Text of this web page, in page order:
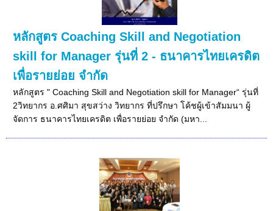
หลักสูตร Coaching Skill and Negotiation
skill for Manager รุ่นที่ 2 - ธนาคารไทยเครดิต
เพื่อรายย่อย จำกัด
หลักสูตร " Coaching Skill and Negotiation skill for Manager“ รุ่นที่
2วิทยากร อ.ศศิมา สุขสว่าง วิทยากร ที่ปรึกษา โค้ชผู้เข้าสัมมนา ผู้
จัดการ ธนาคารไทยเครดิต เพื่อรายย่อย จำกัด (มหา...